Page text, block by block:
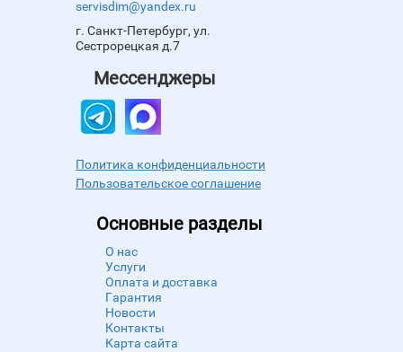
servisdim@yandex.ru
г. Санкт-Петербург, ул.
Сестрорецкая д.7
Мессенджеры
Политика конфиденциальности
Пользовательское соглашение
Основные разделы
О нас
Услуги
Оплата и доставка
Гарантия
Новости
Контакты
Карта сайта